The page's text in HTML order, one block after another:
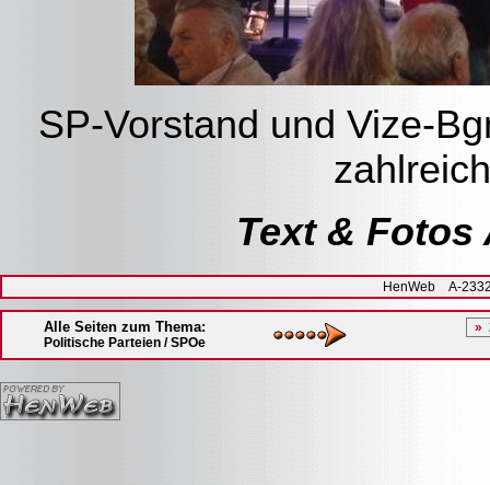
SP-Vorstand und Vize-
Text & Fotos
HenWeb A-
Alle Seiten zum Thema:
Politische Parteien / SPOe